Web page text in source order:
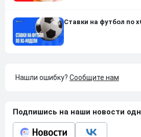
Ставки на футбол по
Нашли ошибку? Сообщите нам
Подпишись на наши новости